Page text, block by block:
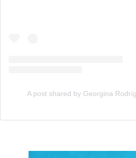
A post shared by Georgina